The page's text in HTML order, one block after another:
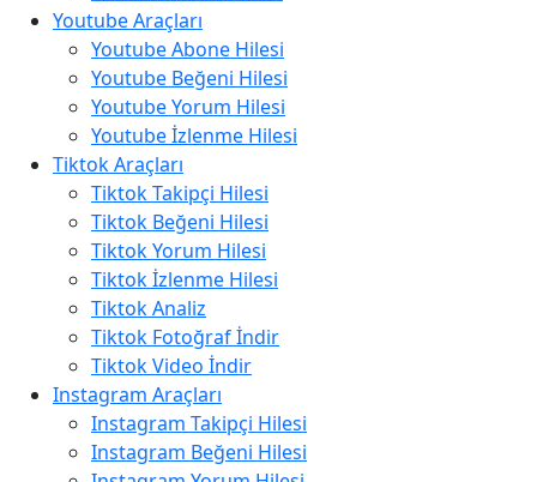
Youtube Araçları
Youtube Abone Hilesi
Youtube Beğeni Hilesi
Youtube Yorum Hilesi
Youtube İzlenme Hilesi
Tiktok Araçları
Tiktok Takipçi Hilesi
Tiktok Beğeni Hilesi
Tiktok Yorum Hilesi
Tiktok İzlenme Hilesi
Tiktok Analiz
Tiktok Fotoğraf İndir
Tiktok Video İndir
Instagram Araçları
Instagram Takipçi Hilesi
Instagram Beğeni Hilesi